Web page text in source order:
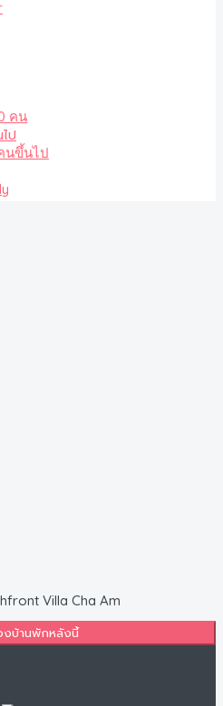
ป
Villa Cha Am
งบ้านพักหลังนี้